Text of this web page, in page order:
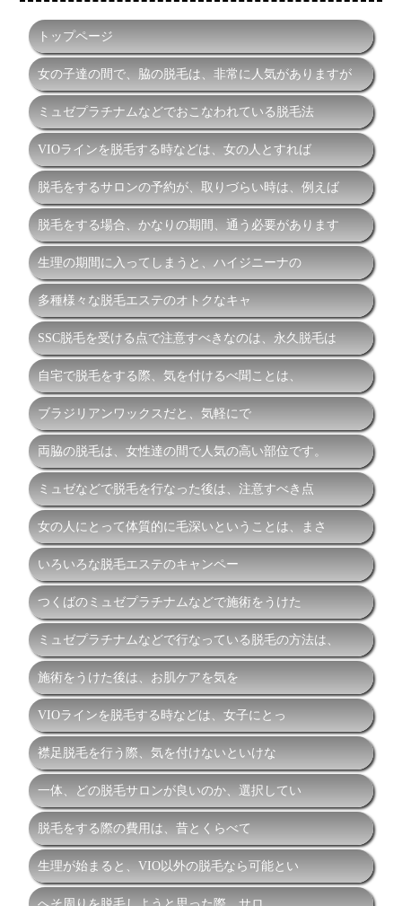
トップページ
女の子達の間で、脇の脱毛は、非常に人気がありますが
ミュゼプラチナムなどでおこなわれている脱毛法
VIOラインを脱毛する時などは、女の人とすれば
脱毛をするサロンの予約が、取りづらい時は、例えば
脱毛をする場合、かなりの期間、通う必要があります
生理の期間に入ってしまうと、ハイジニーナの
多種様々な脱毛エステのオトクなキャ
SSC脱毛を受ける点で注意すべきなのは、永久脱毛は
自宅で脱毛をする際、気を付けるべ聞ことは、
ブラジリアンワックスだと、気軽にで
両脇の脱毛は、女性達の間で人気の高い部位です。
ミュゼなどで脱毛を行なった後は、注意すべき点
女の人にとって体質的に毛深いということは、まさ
いろいろな脱毛エステのキャンペー
つくばのミュゼプラチナムなどで施術をうけた
ミュゼプラチナムなどで行なっている脱毛の方法は、
施術をうけた後は、お肌ケアを気を
VIOラインを脱毛する時などは、女子にとっ
襟足脱毛を行う際、気を付けないといけな
一体、どの脱毛サロンが良いのか、選択してい
脱毛をする際の費用は、昔とくらべて
生理が始まると、VIO以外の脱毛なら可能とい